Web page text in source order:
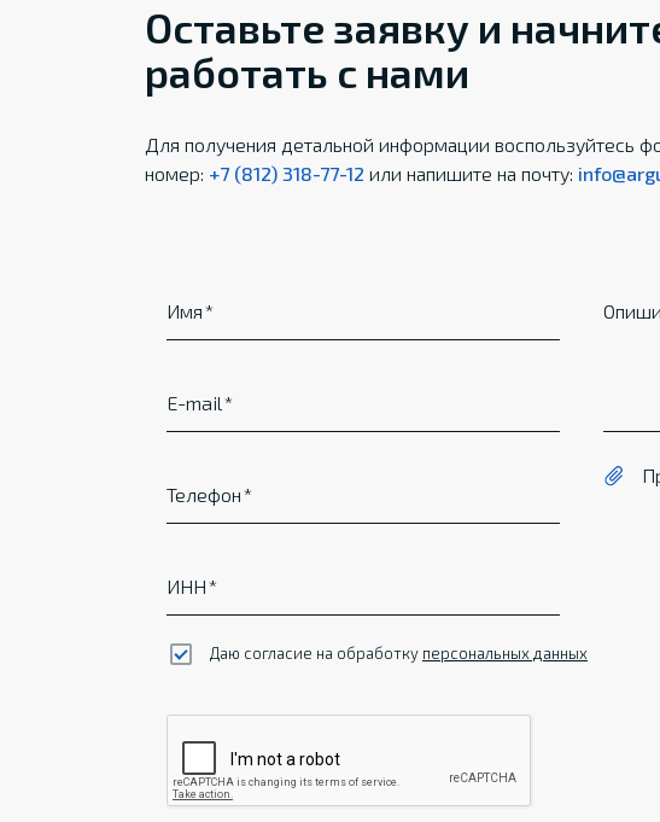
Оставьте заявку и
работать с нами
Для получения детальной информации воспользуйтесь
номер: +7 (812) 318-77-12 или напишите на почту:
Имя
E-mail
Телефон
ИНН
Даю согласие на обработку персональных данных